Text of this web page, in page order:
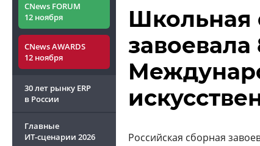
CNews FORUM
12 ноября
CNews AWARDS
12 ноября
30 лет рынку ERP
в России
Главные
ИТ-сценарии 2026
Школьная
Российская сборная